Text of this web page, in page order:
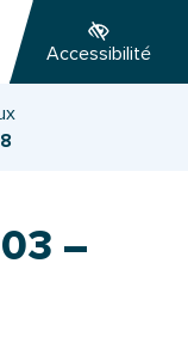
Accessibilité
–